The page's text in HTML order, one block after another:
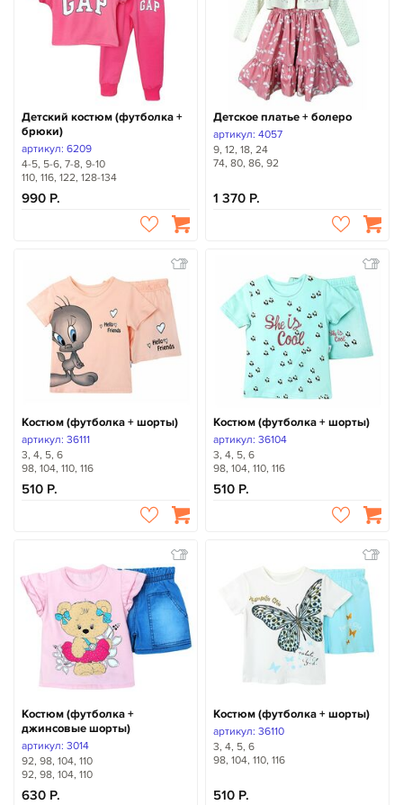
Детский костюм (футболка +
брюки)
артикул: 6209
4-5, 5-6, 7-8, 9-10
110, 116, 122, 128-134
990
Детское платье + болеро
артикул: 4057
9, 12, 18, 24
74, 80, 86, 92
1 370
Костюм (футболка + шорты)
артикул: 36111
3, 4, 5, 6
98, 104, 110, 116
510
Костюм (футболка + шорты)
артикул: 36104
3, 4, 5, 6
98, 104, 110, 116
510
Костюм (футболка +
джинсовые шорты)
артикул: 3014
92, 98, 104, 110
92, 98, 104, 110
630
Костюм (футболка + шорты)
артикул: 36110
3, 4, 5, 6
98, 104, 110, 116
510